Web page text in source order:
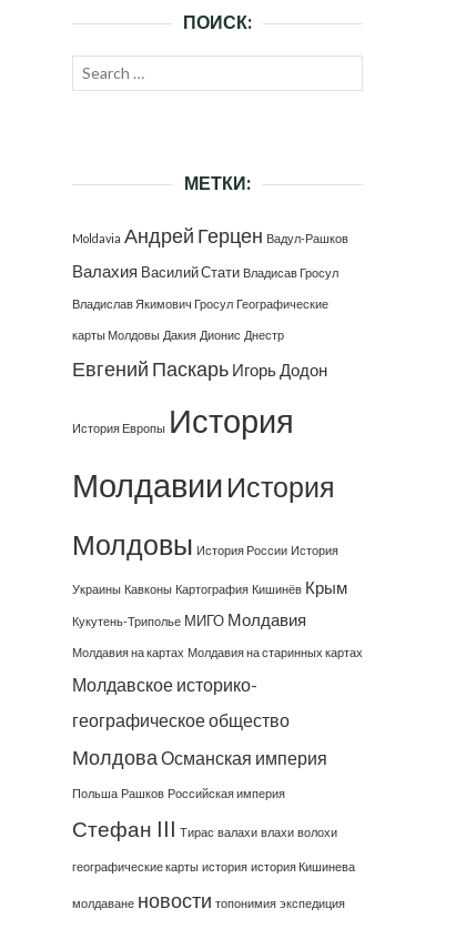
ПОИСК:
Search
МЕТКИ:
Moldavia Андрей Герцен Вадул-Рашков
Валахия Василий Стати Владисав Гросул
Владислав Якимович Гросул Географические
карты Молдовы Дакия Дионис Днестр
Евгений Паскарь Игорь Додон
История Европы История
Молдавии История
Молдовы История России История
Украины Кавконы Картография Кишинёв Крым
Кукутень-Триполье МИГО Молдавия
Молдавия на картах Молдавия на старинных картах
Молдавское историко-
географическое общество
Молдова Османская империя
Польша Рашков Российская империя
Стефан III Тирас валахи влахи волохи
географические карты история история Кишинева
молдаване новости топонимия экспедиция